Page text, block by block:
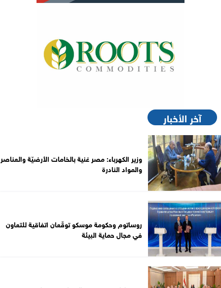
آخر الأخبار
وزير الكهرباء: مصر غنية بالخامات الأرضيّة والعناصر
والمواد النادرة
روساتوم وحكومة موسكو توقّعان اتفاقية للتعاون
في مجال حماية البيئة